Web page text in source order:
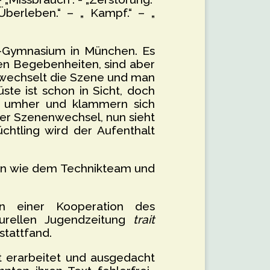
– „ Kampf.“ – „
in München. Es
Begebenheiten, sind aber
die Szene und man
ist schon in Sicht, doch
und klammern sich
Szenenwechsel, nun sieht
wird der Aufenthalt
wie dem Technikteam und
einer Kooperation des
Jugendzeitung trait
erarbeitet und ausgedacht